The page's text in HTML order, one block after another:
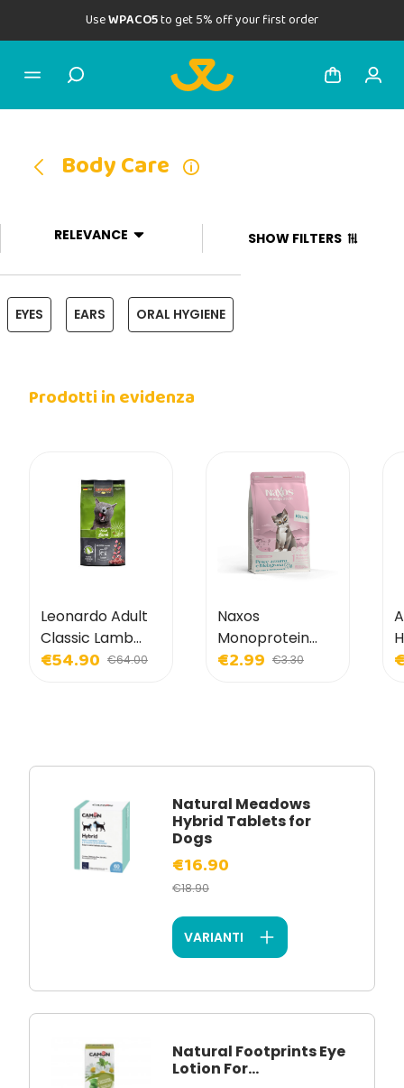
UseWPACO5to get 5% off your first order
Body Care
RELEVANCE
EYES EARS ORAL HYGIENE
SHOW FILTERS
Prodotti in evidenza
Leonardo Adult
Classic Lamb
Dry Food for
€54.90 €64.00
Naxos
Monoprotein
Kitten Blue Fish
€2.99 €3.30
Natural Meadows
Hybrid Tablets for
Dogs
€16.90
€18.90
VARIANTI
Natural Footprints Eye
Lotion For...